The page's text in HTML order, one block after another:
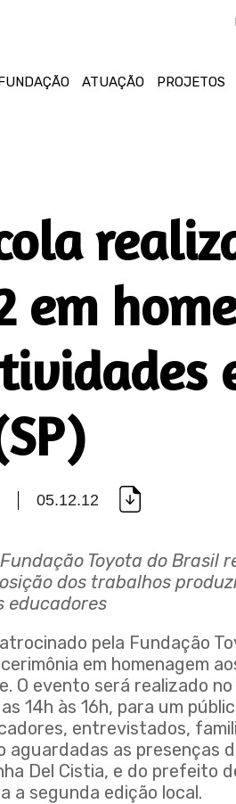
ATUAÇÃO PROJETOS
em
05.12.12
Toyota do Brasil
dos trabalhos
educadores
pela Fundação
em homenagem
O evento será realizado
14h às 16h, para um
entrevistados,
aguardadas as presenças
Del Cistia, e do prefeito
a segunda edição local.